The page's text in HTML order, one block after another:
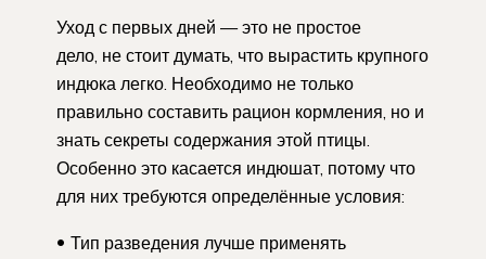
Уход с первых дней — это не простое
дело, не стоит думать, что вырастить крупного
индюка легко. Необходимо не только
правильно составить рацион кормления, но и
знать секреты содержания этой птицы.
Особенно это касается индюшат, потому что
для них требуются определённые условия:
Тип разведения лучше применять